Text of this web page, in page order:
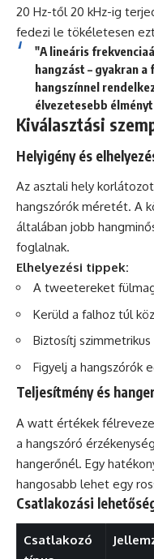
20 Hz-től 20 kHz-ig
fedezi le tökéletesen
"A lineáris
hangzást – gyakran
hangszínnel
élvezetesebb
Kiválasztási
Helyigény és
Az asztali hely
hangszórók méretét. A
általában jobb
foglalnak.
Elhelyezési tippek:
A tweetereket
Kerüld a falhoz túl
Biztosítj
Figyelj a hangszórók
Teljesítmény és
A watt értékek
a hangszóró
hangerőnél. Egy
hangosabb lehet egy
Csatlakozási
Csatlakozó